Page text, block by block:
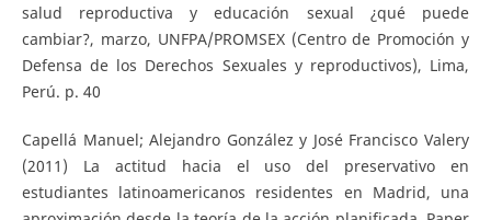
salud reproductiva y educación sexual ¿qué puede
cambiar?, marzo, UNFPA/PROMSEX (Centro de Promoción y
Defensa de los Derechos Sexuales y reproductivos), Lima,
Perú. p. 40
Capellá Manuel; Alejandro González y José Francisco Valery
(2011) La actitud hacia el uso del preservativo en
estudiantes latinoamericanos residentes en Madrid, una